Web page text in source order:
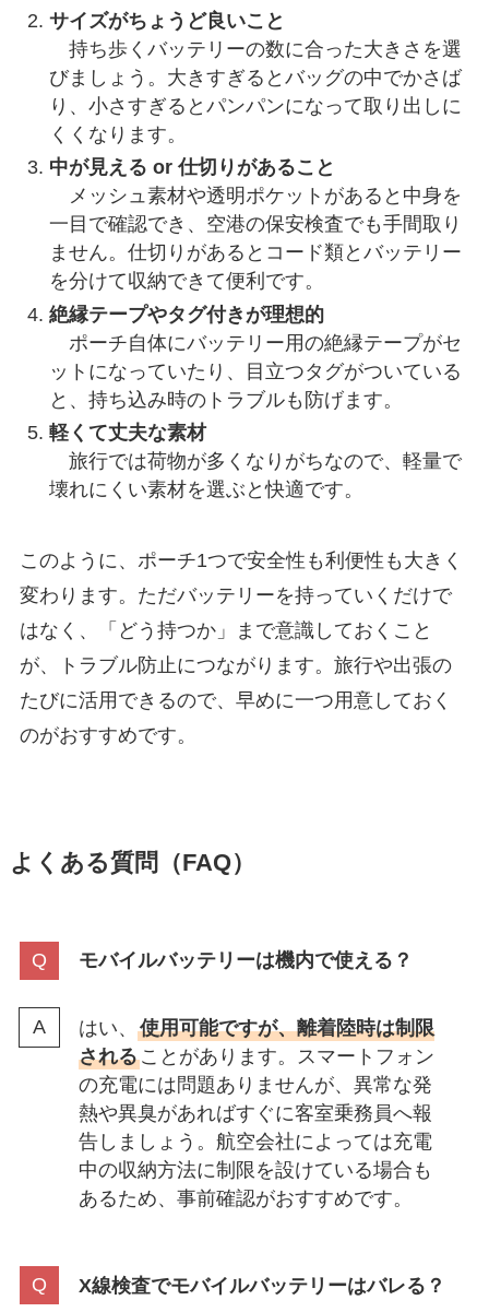
サイズがちょうど良いこと
持ち歩くバッテリーの数に合った大きさを選
びましょう。大きすぎるとバッグの中でかさば
り、小さすぎるとパンパンになって取り出しに
くくなります。
中が見える or 仕切りがあること
メッシュ素材や透明ポケットがあると中身を
一目で確認でき、空港の保安検査でも手間取り
ません。仕切りがあるとコード類とバッテリー
を分けて収納できて便利です。
絶縁テープやタグ付きが理想的
ポーチ自体にバッテリー用の絶縁テープがセ
ットになっていたり、目立つタグがついている
と、持ち込み時のトラブルも防げます。
軽くて丈夫な素材
旅行では荷物が多くなりがちなので、軽量で
壊れにくい素材を選ぶと快適です。
このように、ポーチ1つで安全性も利便性も大きく
変わります。ただバッテリーを持っていくだけで
はなく、「どう持つか」まで意識しておくこと
が、トラブル防止につながります。旅行や出張の
たびに活用できるので、早めに一つ用意しておく
のがおすすめです。
よくある質問（FAQ）
モバイルバッテリーは機内で使える？
はい、 使用可能ですが、離着陸時は制限
されることがあります。スマートフォン
の充電には問題ありませんが、異常な発
熱や異臭があればすぐに客室乗務員へ報
告しましょう。航空会社によっては充電
中の収納方法に制限を設けている場合も
あるため、事前確認がおすすめです。
X線検査でモバイルバッテリーはバレる？